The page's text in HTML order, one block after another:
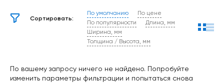
Сортировать:
По умолчанию
По цене
По популярности
Длина, мм
Ширина, мм
Толщина / Высота, мм
По вашему запросу ничего не найдено. Попробуйте
изменить параметры фильтрации и попытаться снова